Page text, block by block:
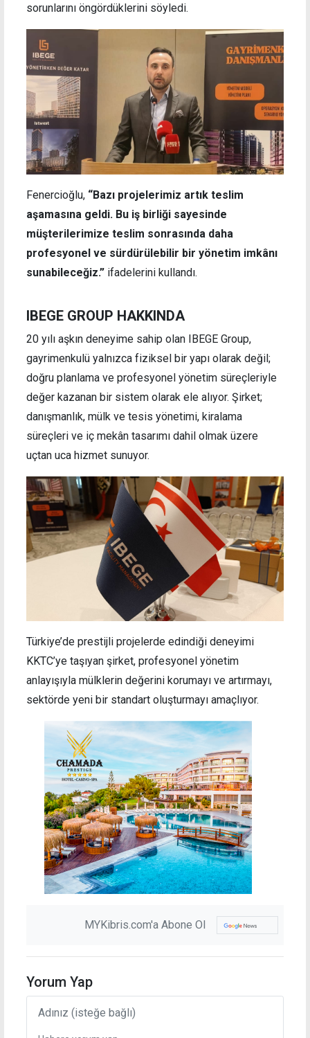
sorunlarını öngördüklerini söyledi.
Fenercioğlu, “Bazı projelerimiz artık teslim
aşamasına geldi. Bu iş birliği sayesinde
müşterilerimize teslim sonrasında daha
profesyonel ve sürdürülebilir bir yönetim imkânı
sunabileceğiz.” ifadelerini kullandı.
IBEGE GROUP HAKKINDA
20 yılı aşkın deneyime sahip olan IBEGE Group,
gayrimenkulü yalnızca fiziksel bir yapı olarak değil;
doğru planlama ve profesyonel yönetim süreçleriyle
değer kazanan bir sistem olarak ele alıyor. Şirket;
danışmanlık, mülk ve tesis yönetimi, kiralama
süreçleri ve iç mekân tasarımı dahil olmak üzere
uçtan uca hizmet sunuyor.
Türkiye’de prestijli projelerde edindiği deneyimi
KKTC’ye taşıyan şirket, profesyonel yönetim
anlayışıyla mülklerin değerini korumayı ve artırmayı,
sektörde yeni bir standart oluşturmayı amaçlıyor.
MYKibris.com'a Abone Ol
Yorum Yap